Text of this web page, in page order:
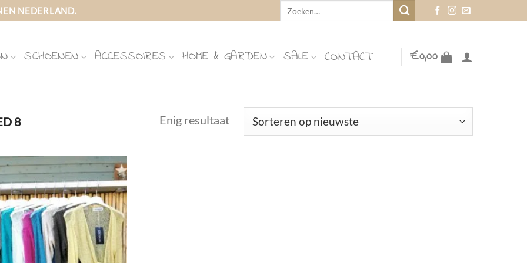
NEDERLAND.
SCHOENEN ACCESSOIRES HOME & GARDEN SALE CONTACT €0,00
8 Enig resultaat